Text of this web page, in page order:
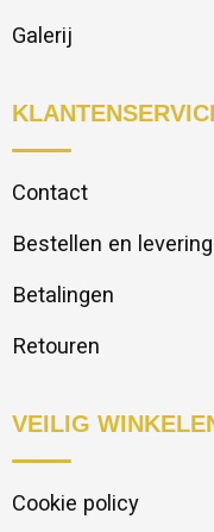
Galerij
Contact
Bestellen en levering
Betalingen
Retouren
VEILIG
Cookie policy